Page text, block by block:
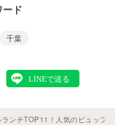
ド
千葉
ンチTOP11！人気のビュッフ